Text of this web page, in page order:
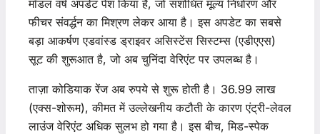
मॉडल वर्ष अपडेट पेश किया है, जो संशोधित मूल्य निर्धारण और
फीचर संवर्द्धन का मिश्रण लेकर आया है। इस अपडेट का सबसे
बड़ा आकर्षण एडवांस्ड ड्राइवर असिस्टेंस सिस्टम्स (एडीएएस)
सूट की शुरूआत है, जो अब चुनिंदा वेरिएंट पर उपलब्ध है।
ताज़ा कोडियाक रेंज अब रुपये से शुरू होती है। 36.99 लाख
(एक्स-शोरूम), कीमत में उल्लेखनीय कटौती के कारण एंट्री-लेवल
लाउंज वेरिएंट अधिक सुलभ हो गया है। इस बीच, मिड-स्पेक